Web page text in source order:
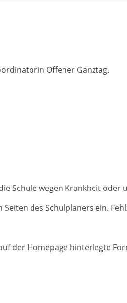
Offener Ganztag.
Schule wegen Krankheit
des Schulplaners ein.
der Homepage hinterlegte